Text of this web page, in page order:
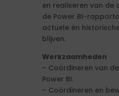
en realiseren van de
de Power BI-
actuele én
blijven.
Werkzaamheden
– Coördineren van
Power BI.
– Coördineren en